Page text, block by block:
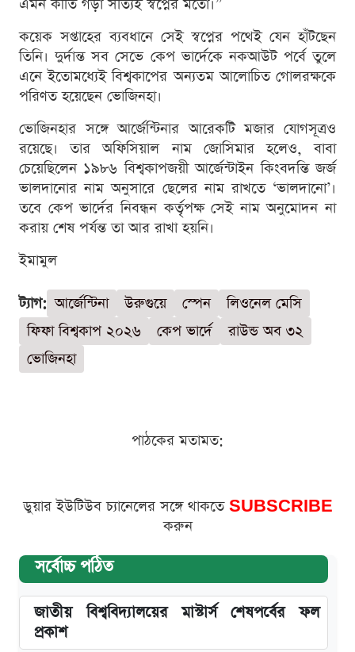
এমন কীর্তি গড়া সত্যিই স্বপ্নের মতো।”
কয়েক সপ্তাহের ব্যবধানে সেই স্বপ্নের পথেই যেন হাঁটছেন
তিনি। দুর্দান্ত সব সেভে কেপ ভার্দেকে নকআউট পর্বে তুলে
এনে ইতোমধ্যেই বিশ্বকাপের অন্যতম আলোচিত গোলরক্ষকে
পরিণত হয়েছেন ভোজিনহা।
ভোজিনহার সঙ্গে আর্জেন্টিনার আরেকটি মজার যোগসূত্রও
রয়েছে। তার অফিসিয়াল নাম জোসিমার হলেও, বাবা
চেয়েছিলেন ১৯৮৬ বিশ্বকাপজয়ী আর্জেন্টাইন কিংবদন্তি জর্জ
ভালদানোর নাম অনুসারে ছেলের নাম রাখতে ‘ভালদানো’।
তবে কেপ ভার্দের নিবন্ধন কর্তৃপক্ষ সেই নাম অনুমোদন না
করায় শেষ পর্যন্ত তা আর রাখা হয়নি।
ইমামুল
ট্যাগ: আর্জেন্টিনা উরুগুয়ে স্পেন
লিওনেল মেসি
ফিফা বিশ্বকাপ ২০২৬
কেপ ভার্দে
রাউন্ড অব ৩২
ভোজিনহা
পাঠকের মতামত:
ডুয়ার ইউটিউব চ্যানেলের সঙ্গে থাকতে SUBSCRIBE
করুন
সর্বোচ্চ পঠিত
জাতীয় বিশ্ববিদ্যালয়ের মাস্টার্স শেষপর্বের ফল
প্রকাশ